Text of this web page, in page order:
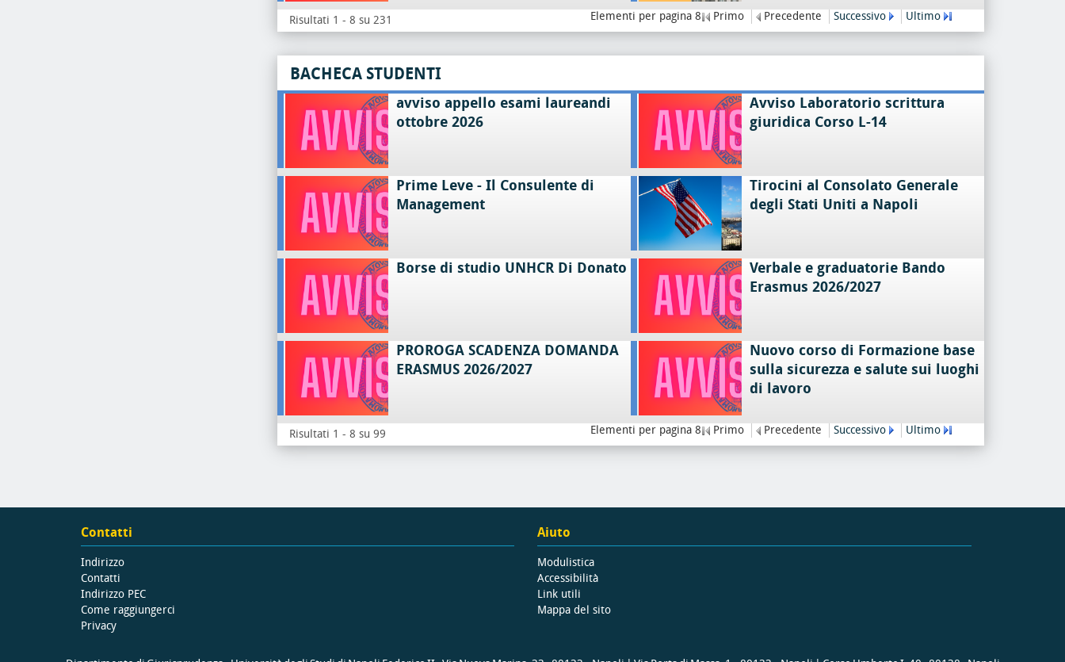
Risultati 1 - 8 su 231 Elementi per pagina 8 Primo Precedente Successivo Ultimo
BACHECA STUDENTI
avviso appello esami laureandi
ottobre 2026
Avviso Laboratorio scrittura
giuridica Corso L-14
Prime Leve - Il Consulente di
Management
Tirocini al Consolato Generale
degli Stati Uniti a Napoli
Borse di studio UNHCR Di Donato
Verbale e graduatorie Bando
Erasmus 2026/2027
PROROGA SCADENZA DOMANDA
ERASMUS 2026/2027
Nuovo corso di Formazione base
sulla sicurezza e salute sui luoghi
di lavoro
Risultati 1 - 8 su 99 Elementi per pagina 8 Primo Precedente Successivo Ultimo
Contatti
Indirizzo
Contatti
Indirizzo PEC
Come raggiungerci
Privacy
Aiuto
Modulistica
Accessibilità
Link utili
Mappa del sito